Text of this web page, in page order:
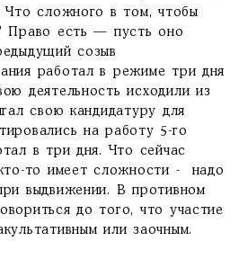
Что сложного в том, чтобы
Право есть — пусть оно
созыв
работал в режиме три дня
деятельность исходили из
свою кандидатуру для
на работу 5-го
в три дня. Что сейчас
то имеет сложности - надо
выдвижении. В противном
до того, что участие
или заочным.